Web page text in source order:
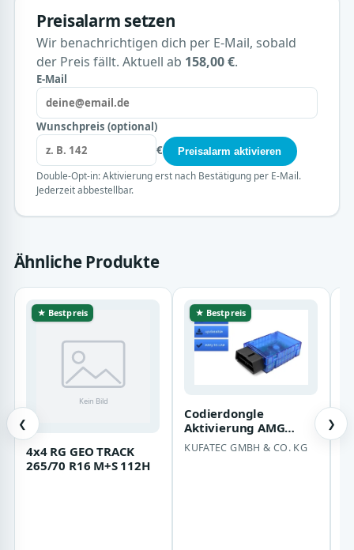
Preisalarm setzen
Wir benachrichtigen dich per E-Mail, sobald
der Preis fällt. Aktuell ab 158,00 €.
E-Mail
Wunschpreis (optional)
€
Preisalarm aktivieren
Double-Opt-in: Aktivierung erst nach Bestätigung per E-Mail.
Jederzeit abbestellbar.
Ähnliche Produkte
❮
★ Bestpreis
4x4 RG GEO TRACK
265/70 R16 M+S 112H
★ Bestpreis
Codierdongle
Aktivierung AMG
Track Pace Comand
NTG 5.5 für Mercedes
KUFATEC GMBH & CO. KG
❯